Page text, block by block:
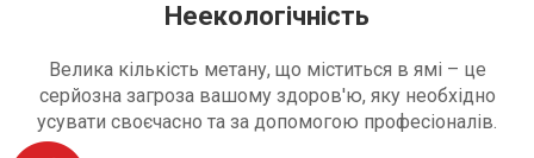
Неекологічність
Велика кількість метану, що міститься в ямі – це
серйозна загроза вашому здоров'ю, яку необхідно
усувати своєчасно та за допомогою професіоналів.